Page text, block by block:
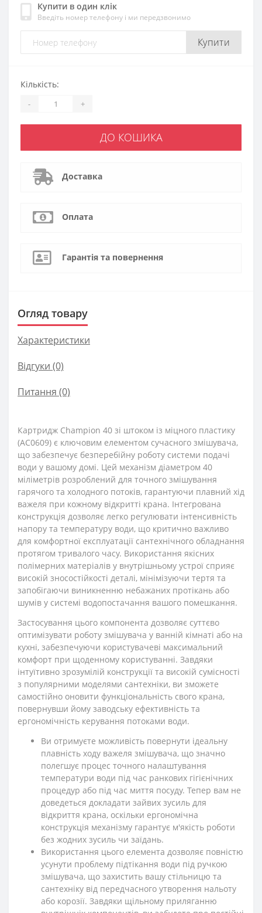
Купити в один клік
Введіть номер телефону і ми передзвонимо
Купити
Кількість:
- +
ДО КОШИКА
Доставка
Оплата
Гарантія та повернення
Огляд товару
Характеристики
Відгуки (0)
Питання (0)
Картридж Champion 40 зі штоком із міцного пластику
(AC0609) є ключовим елементом сучасного змішувача,
що забезпечує безперебійну роботу системи подачі
води у вашому домі. Цей механізм діаметром 40
міліметрів розроблений для точного змішування
гарячого та холодного потоків, гарантуючи плавний хід
важеля при кожному відкритті крана. Інтегрована
конструкція дозволяє легко регулювати інтенсивність
напору та температуру води, що критично важливо
для комфортної експлуатації сантехнічного обладнання
протягом тривалого часу. Використання якісних
полімерних матеріалів у внутрішньому устрої сприяє
високій зносостійкості деталі, мінімізуючи тертя та
запобігаючи виникненню небажаних протікань або
шумів у системі водопостачання вашого помешкання.
Застосування цього компонента дозволяє суттєво
оптимізувати роботу змішувача у ванній кімнаті або на
кухні, забезпечуючи користувачеві максимальний
комфорт при щоденному користуванні. Завдяки
інтуїтивно зрозумілій конструкції та високій сумісності
з популярними моделями сантехніки, ви зможете
самостійно оновити функціональність свого крана,
повернувши йому заводську ефективність та
ергономічність керування потоками води.
Ви отримуєте можливість повернути ідеальну
плавність ходу важеля змішувача, що значно
полегшує процес точного налаштування
температури води під час ранкових гігієнічних
процедур або під час миття посуду. Тепер вам не
доведеться докладати зайвих зусиль для
відкриття крана, оскільки ергономічна
конструкція механізму гарантує м'якість роботи
без жодних зусиль чи заїдань.
Використання цього елемента дозволяє повністю
усунути проблему підтікання води під ручкою
змішувача, що захистить вашу стільницю та
сантехніку від передчасного утворення нальоту
або корозії. Завдяки щільному приляганню